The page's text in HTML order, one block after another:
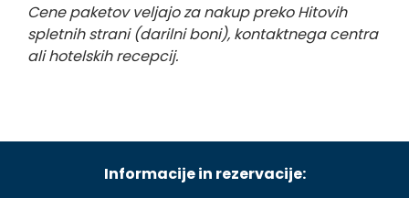
Cene paketov veljajo za nakup preko Hitovih
spletnih strani (darilni boni), kontaktnega centra
ali hotelskih recepcij.
Informacije in rezervacije: